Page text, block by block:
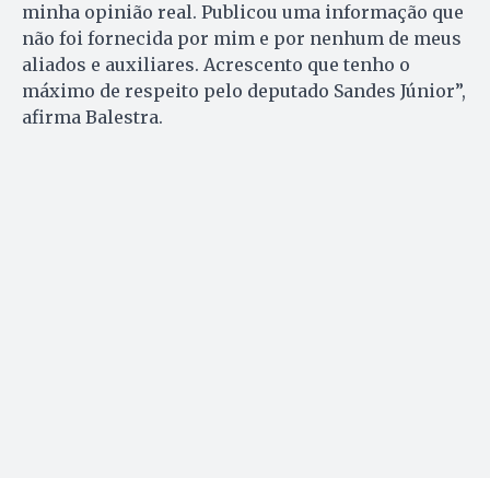
minha opinião real. Publicou uma informação que
não foi fornecida por mim e por nenhum de meus
aliados e auxiliares. Acrescento que tenho o
máximo de respeito pelo deputado Sandes Júnior”,
afirma Balestra.